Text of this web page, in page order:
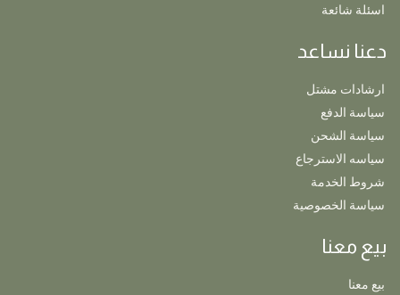
اسئلة شائعة
دعنا نساعد
ارشادات مشتل
سياسة الدفع
سياسة الشحن
سياسه الاسترجاع
شروط الخدمة
سياسة الخصوصية
بيع معنا
بيع معنا